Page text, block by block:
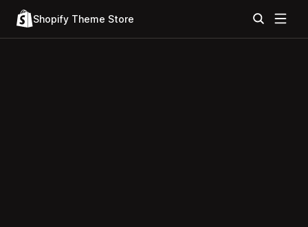
Shopify Theme Store